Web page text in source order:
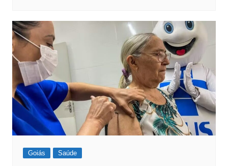
Goiás Saúde